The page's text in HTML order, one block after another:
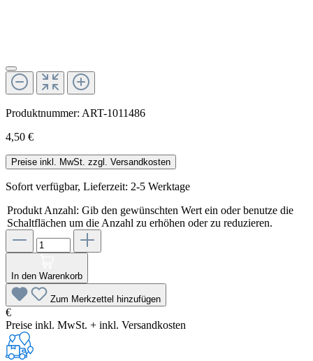
Produktnummer: ART-1011486
4,50 €
Preise inkl. MwSt. zzgl. Versandkosten
Sofort verfügbar, Lieferzeit: 2-5 Werktage
Produkt Anzahl: Gib den gewünschten Wert ein oder benutze die
Schaltflächen um die Anzahl zu erhöhen oder zu reduzieren.
In den Warenkorb
Zum Merkzettel hinzufügen
€
Preise inkl. MwSt. + inkl. Versandkosten